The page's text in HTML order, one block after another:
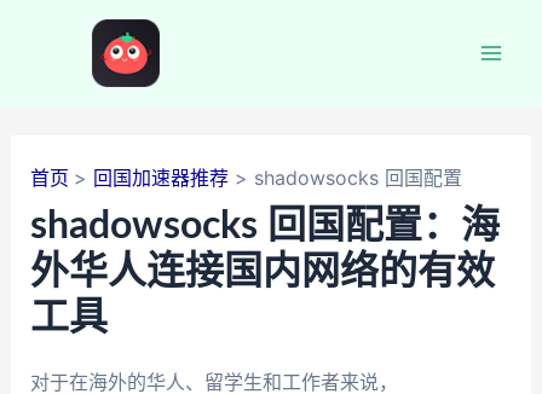
首页 回国加速器推荐 shadowsocks 回国配置
shadowsocks 回国配置：海
外华人连接国内网络的有效
工具
对于在海外的华人、留学生和工作者来说，